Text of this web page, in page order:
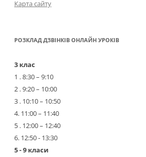
Карта сайту
РОЗКЛАД ДЗВІНКІВ ОНЛАЙН УРОКІВ
3 клас
1 . 8:30 – 9:10
2 . 9:20 – 10:00
3 . 10:10 – 10:50
4. 11:00 – 11:40
5 . 12:00 – 12:40
6. 12:50 - 13:30
5 - 9 класи